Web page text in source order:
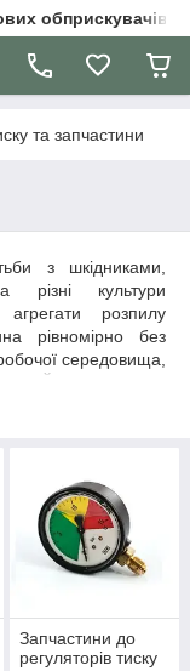
обприскувачів
та запчастини
з шкідниками,
різні культури
розпилу
рівномірно без
середовища,
в напірній
бак.
Запчастини до
регуляторів тиску